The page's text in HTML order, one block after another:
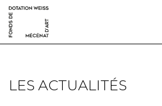
LES ACTUALITÉS